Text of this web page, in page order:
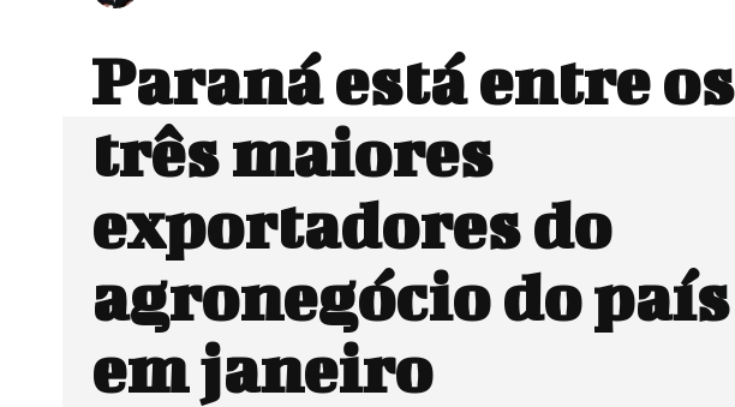
Paraná está entre os
três maiores
exportadores do
agronegócio do país
em janeiro